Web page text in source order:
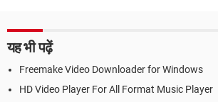
यह भी पढ़ें
Freemake Video Downloader for Windows
HD Video Player For All Format Music Player